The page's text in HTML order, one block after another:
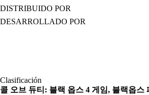
DISTRIBUIDO POR
DESARROLLADO POR
Clasificación
콜 오브 듀티: 블랙 옵스 4 게임, 블랙옵스